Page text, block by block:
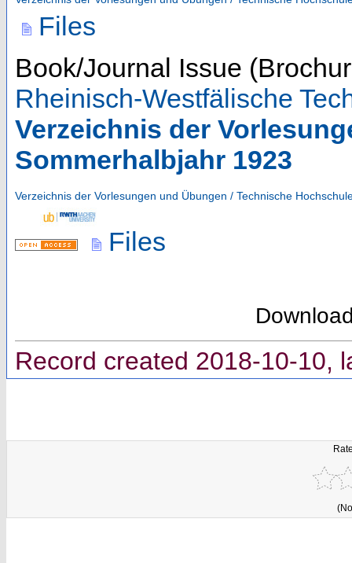
Files
Book/Journal Issue
Rheinisch-Westfälische
Verzeichnis der
Sommerhalbjahr 1923
Verzeichnis der Vorlesungen und Übungen / Technische
Files
Record created 2018-10-10,